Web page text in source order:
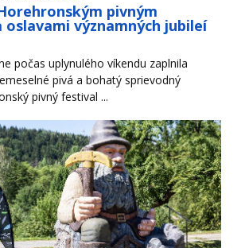
pivným
významných jubileí
počas uplynulého víkendu zaplnila
pivá a bohatý sprievodný
pivný festival ...